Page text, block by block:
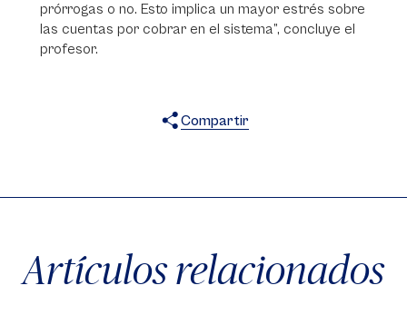
prórrogas o no. Esto implica un mayor estrés sobre
las cuentas por cobrar en el sistema”, concluye el
profesor.
Compartir
Artículos relacionados